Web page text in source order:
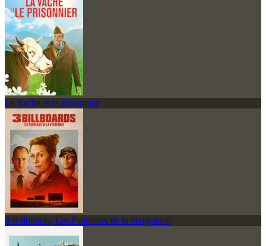
La Vache et le Prisonnier
3 Billboards, Les Panneaux de la vengeance